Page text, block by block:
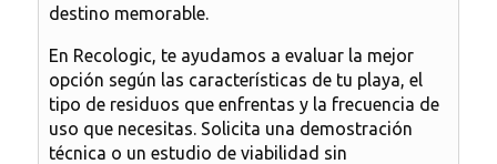
destino memorable.
En Recologic, te ayudamos a evaluar la mejor
opción según las características de tu playa, el
tipo de residuos que enfrentas y la frecuencia de
uso que necesitas. Solicita una demostración
técnica o un estudio de viabilidad sin